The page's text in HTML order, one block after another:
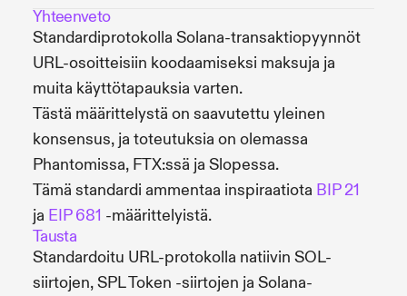
Yhteenveto
Standardiprotokolla Solana-transaktiopyynnöt
URL-osoitteisiin koodaamiseksi maksuja ja
muita käyttötapauksia varten.
Tästä määrittelystä on saavutettu yleinen
konsensus, ja toteutuksia on olemassa
Phantomissa, FTX:ssä ja Slopessa.
Tämä standardi ammentaa inspiraatiota BIP 21
ja EIP 681 -määrittelyistä.
Tausta
Standardoitu URL-protokolla natiivin SOL-
siirtojen, SPL Token -siirtojen ja Solana-